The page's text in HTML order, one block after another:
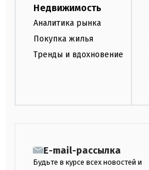
Недвижимость
Аналитика рынка
Покупка жилья
Тренды и вдохновение
E-mail-рассылка
Будьте в курсе всех новостей и